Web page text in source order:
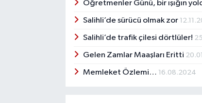
Öğretmenler Günü, bir ışığın
Salihli’de sürücü olmak zor
Salihli’de trafik çilesi dörtlüler!
Gelen Zamlar Maaşları Eritti
Memleket Özlemi… 16.08.2024